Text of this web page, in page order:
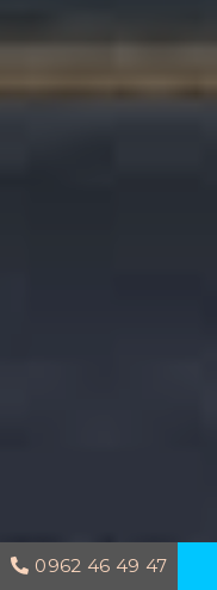
0962 46 49 47